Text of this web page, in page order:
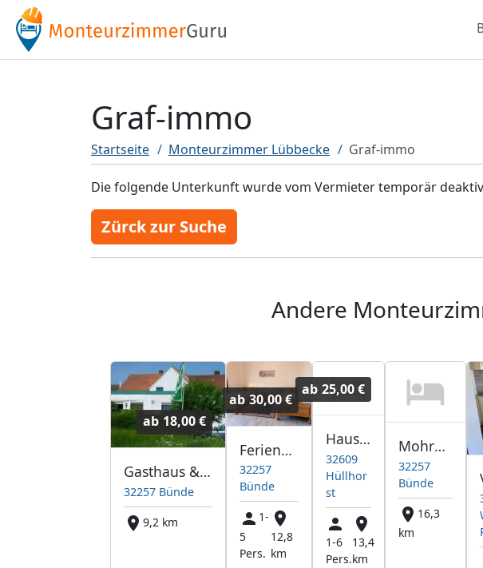
Graf-immo
Startseite Monteurzimmer Lübbecke Graf-immo
Die folgende Unterkunft wurde vom Vermieter temporär
Zürck zur Suche
Andere
ab 18,00 €
Gasthaus & Pension Schlattheide
32257 Bünde
9,2 km
ab 30,00 €
Ferienwohnung Sudeck
32257
Bünde
1-
5
Pers.
12,8
km
ab 25,00 €
Haus Skotti
32609
Hüllhor
st
1-6
Pers.
13,4
km
Mohrmannshof No 13
32257
Bünde
16,3
km